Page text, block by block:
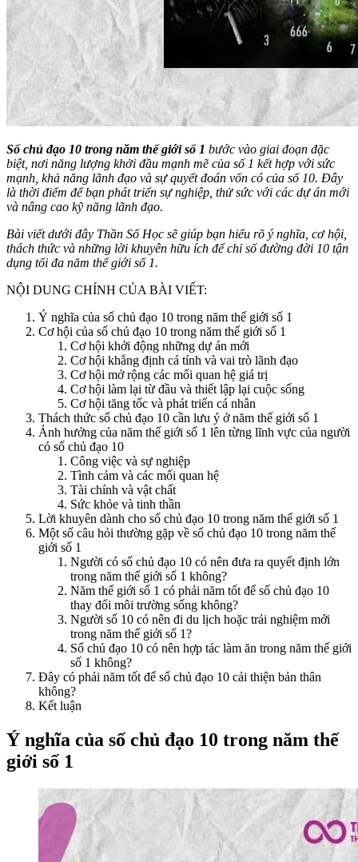
Số chủ đạo 10 trong năm thế giới số 1 bước vào giai đoạn đặc
biệt, nơi năng lượng khởi đầu mạnh mẽ của số 1 kết hợp với sức
mạnh, khả năng lãnh đạo và sự quyết đoán vốn có của số 10. Đây
là thời điểm để bạn phát triển sự nghiệp, thử sức với các dự án mới
và nâng cao kỹ năng lãnh đạo.
Bài viết dưới đây Thần Số Học sẽ giúp bạn hiểu rõ ý nghĩa, cơ hội,
thách thức và những lời khuyên hữu ích để chỉ số đường đời 10 tận
dụng tối đa năm thế giới số 1.
NỘI DUNG CHÍNH CỦA BÀI VIẾT:
Ý nghĩa của số chủ đạo 10 trong năm thế giới số 1
Cơ hội của số chủ đạo 10 trong năm thế giới số 1
Cơ hội khởi động những dự án mới
Cơ hội khẳng định cá tính và vai trò lãnh đạo
Cơ hội mở rộng các mối quan hệ giá trị
Cơ hội làm lại từ đầu và thiết lập lại cuộc sống
Cơ hội tăng tốc và phát triển cá nhân
Thách thức số chủ đạo 10 cần lưu ý ở năm thế giới số 1
Ảnh hưởng của năm thế giới số 1 lên từng lĩnh vực của người
có số chủ đạo 10
Công việc và sự nghiệp
Tình cảm và các mối quan hệ
Tài chính và vật chất
Sức khỏe và tinh thần
Lời khuyên dành cho số chủ đạo 10 trong năm thế giới số 1
Một số câu hỏi thường gặp về số chủ đạo 10 trong năm thế
giới số 1
Người có số chủ đạo 10 có nên đưa ra quyết định lớn
trong năm thế giới số 1 không?
Năm thế giới số 1 có phải năm tốt để số chủ đạo 10
thay đổi môi trường sống không?
Người số 10 có nên đi du lịch hoặc trải nghiệm mới
trong năm thế giới số 1?
Số chủ đạo 10 có nên hợp tác làm ăn trong năm thế giới
số 1 không?
Đây có phải năm tốt để số chủ đạo 10 cải thiện bản thân
không?
Kết luận
Ý nghĩa của số chủ đạo 10 trong năm thế
giới số 1